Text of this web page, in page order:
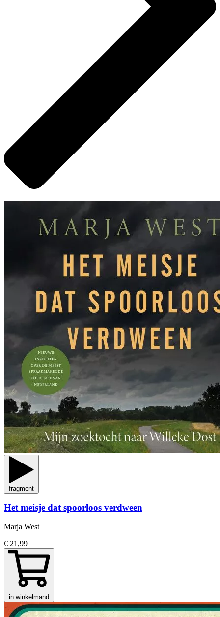
fragment
Het meisje dat spoorloos verdween
Marja West
€ 21,99
in winkelmand